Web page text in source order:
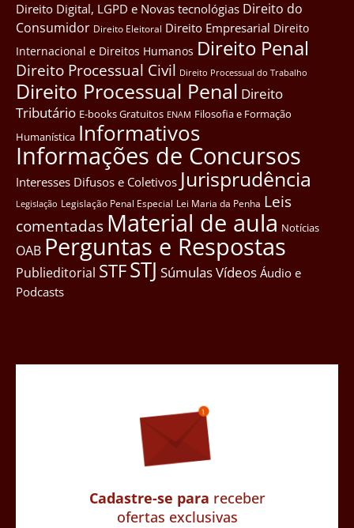
Direito Digital, LGPD e Novas tecnológias Direito do
Consumidor Direito Eleitoral Direito Empresarial Direito
Internacional e Direitos Humanos Direito Penal
Direito Processual Civil Direito Processual do Trabalho
Direito Processual Penal Direito
Tributário E-books Gratuitos ENAM Filosofia e Formação
Humanística Informativos
Informações de Concursos
Interesses Difusos e Coletivos Jurisprudência
Legislação Legislação Penal Especial Lei Maria da Penha Leis
comentadas Material de aula Notícias
OAB Perguntas e Respostas
Publieditorial STFSTJ SúmulasVídeos Áudio e
Podcasts
Cadastre-se para receber
ofertas exclusivas